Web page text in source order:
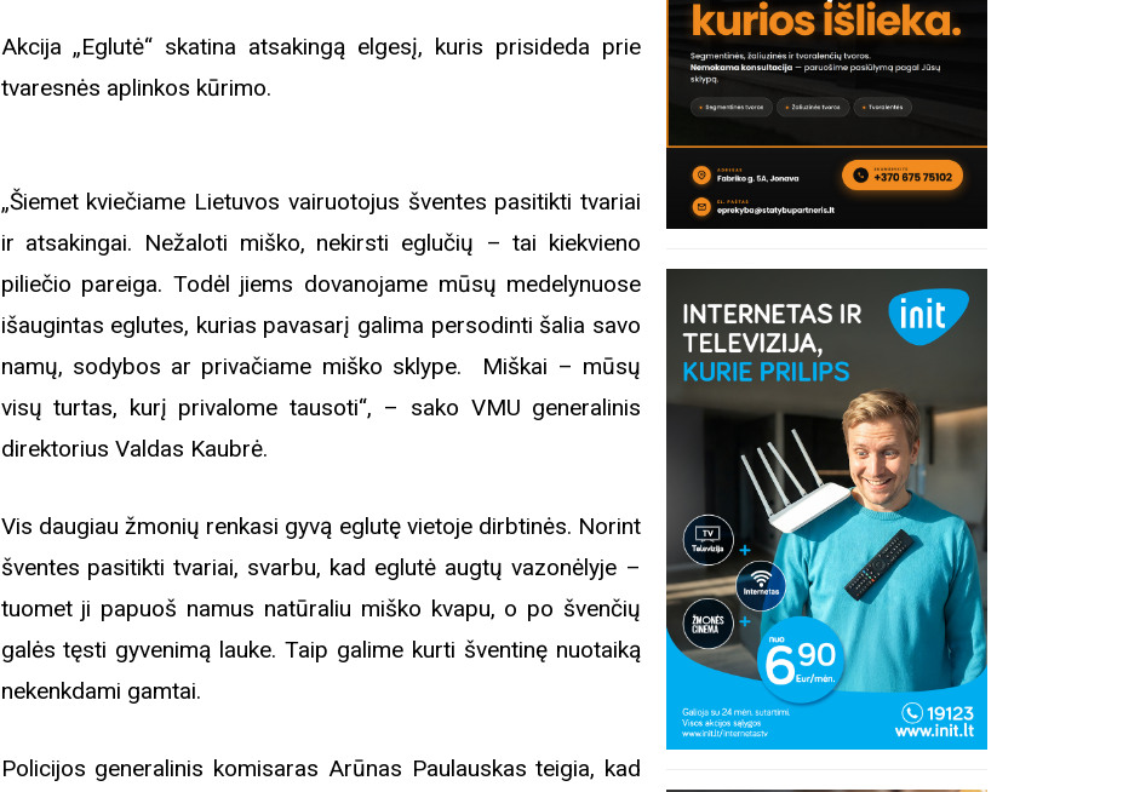
Akcija „Eglutė“ skatina atsakingą elgesį, kuris prisideda prie
tvaresnės aplinkos kūrimo.
„Šiemet kviečiame Lietuvos vairuotojus šventes pasitikti tvariai
ir atsakingai. Nežaloti miško, nekirsti eglučių – tai kiekvieno
piliečio pareiga. Todėl jiems dovanojame mūsų medelynuose
išaugintas eglutes, kurias pavasarį galima persodinti šalia savo
namų, sodybos ar privačiame miško sklype. Miškai – mūsų
visų turtas, kurį privalome tausoti“, – sako VMU generalinis
direktorius Valdas Kaubrė.
Vis daugiau žmonių renkasi gyvą eglutę vietoje dirbtinės. Norint
šventes pasitikti tvariai, svarbu, kad eglutė augtų vazonėlyje –
tuomet ji papuoš namus natūraliu miško kvapu, o po švenčių
galės tęsti gyvenimą lauke. Taip galime kurti šventinę nuotaiką
nekenkdami gamtai.
Policijos generalinis komisaras Arūnas Paulauskas teigia, kad